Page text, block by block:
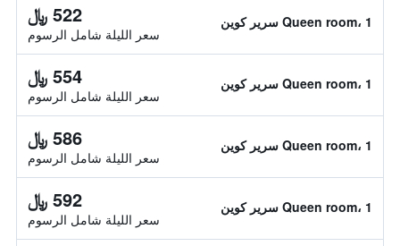
Queen room، 1 سرير كوين 522 ﷼
سعر الليلة شامل الرسوم
Queen room، 1 سرير كوين 554 ﷼
سعر الليلة شامل الرسوم
Queen room، 1 سرير كوين 586 ﷼
سعر الليلة شامل الرسوم
Queen room، 1 سرير كوين 592 ﷼
سعر الليلة شامل الرسوم